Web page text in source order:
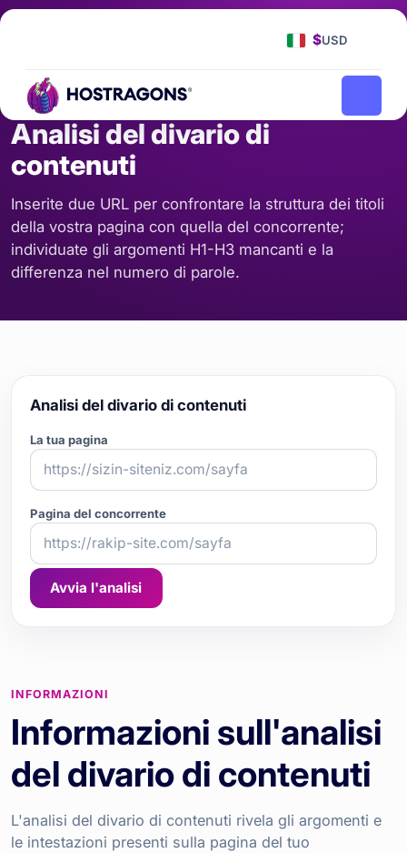
$USD
Analisi del divario di
contenuti
Inserite due URL per confrontare la struttura dei titoli
della vostra pagina con quella del concorrente;
individuate gli argomenti H1-H3 mancanti e la
differenza nel numero di parole.
Analisi del divario di contenuti
La tua pagina
Pagina del concorrente
Avvia l'analisi
INFORMAZIONI
Informazioni sull'analisi
del divario di contenuti
L'analisi del divario di contenuti rivela gli argomenti e
le intestazioni presenti sulla pagina del tuo